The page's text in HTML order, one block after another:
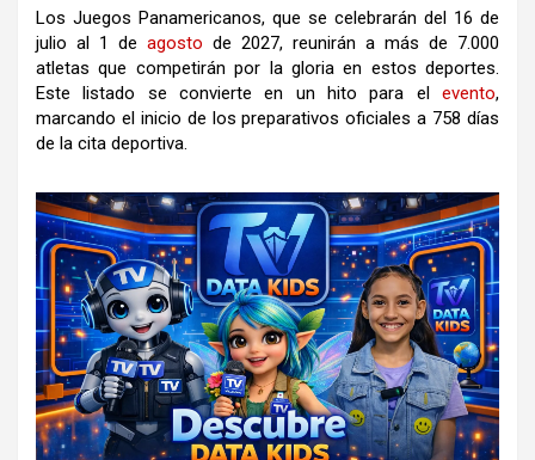
Los Juegos Panamericanos, que se celebrarán del 16 de
julio al 1 de agosto de 2027, reunirán a más de 7.000
atletas que competirán por la gloria en estos deportes.
Este listado se convierte en un hito para el evento,
marcando el inicio de los preparativos oficiales a 758 días
de la cita deportiva.